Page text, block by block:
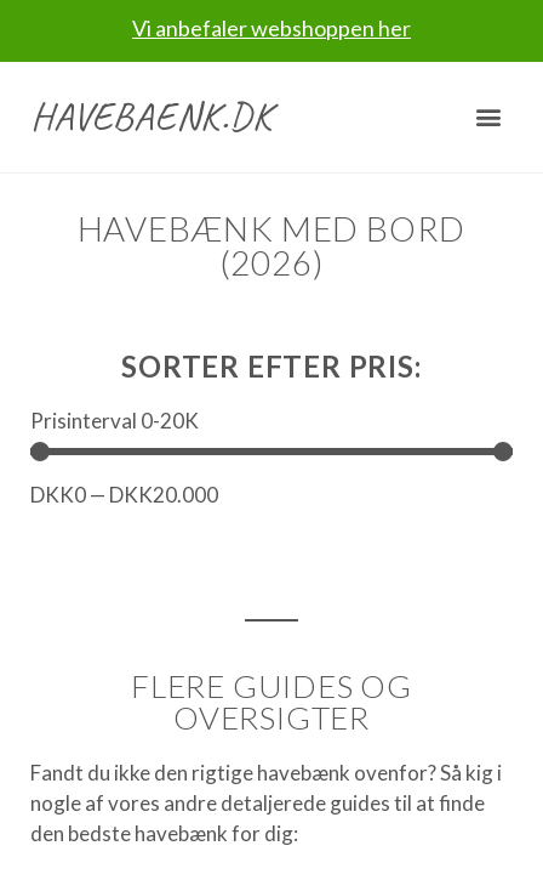
Vi anbefaler webshoppen her
HAVEBAENK.DK
HAVEBÆNK MED BORD
(2026)
SORTER EFTER PRIS:
Prisinterval 0-20K
DKK0— DKK20.000
FLERE GUIDES OG
OVERSIGTER
Fandt du ikke den rigtige havebænk ovenfor? Så kig i
nogle af vores andre detaljerede guides til at finde
den bedste havebænk for dig: